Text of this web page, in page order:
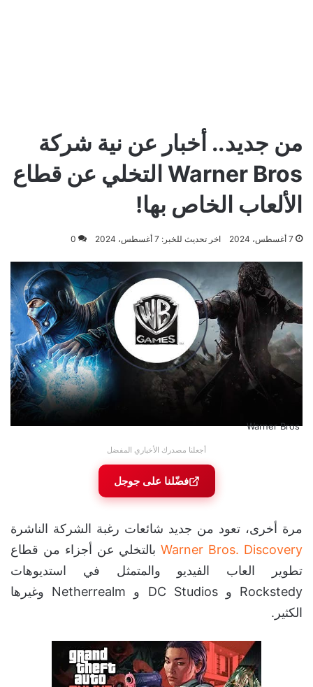
من جديد.. أخبار عن نية شركة
Warner Bros التخلي عن قطاع
الألعاب الخاص بها!
7 أغسطس، 2024 اخر تحديث للخبر: 7 أغسطس، 2024 0
أجعلنا مصدرك الأخباري المفضل
فضّلنا على جوجل
مرة أخرى، تعود من جديد شائعات رغبة الشركة الناشرة
Warner Bros. Discoveryبالتخلي عن أجزاء من قطاع
تطوير العاب الفيديو والمتمثل في استديوهات
Rockstedy و DC Studios و Netherrealm وغيرها
الكثير.